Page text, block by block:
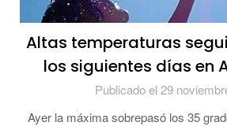
Altas temperaturas
los siguientes días en
Publicado el 29
Ayer la máxima sobrepasó los 35